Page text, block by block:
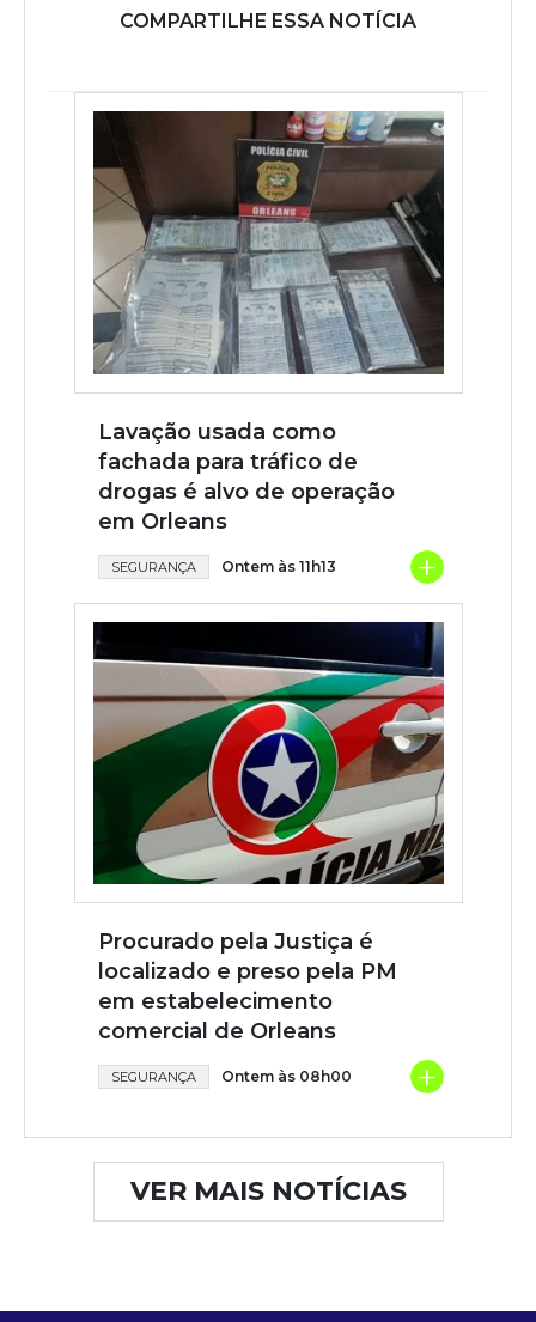
COMPARTILHE ESSA NOTÍCIA
Lavação usada como
fachada para tráfico de
drogas é alvo de operação
em Orleans
SEGURANÇA Ontem às 11h13 +
Procurado pela Justiça é
localizado e preso pela PM
em estabelecimento
comercial de Orleans
SEGURANÇA Ontem às 08h00 +
VER MAIS NOTÍCIAS